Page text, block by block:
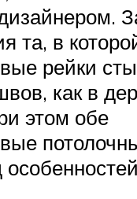
та, в
рейки
как в
этом обе